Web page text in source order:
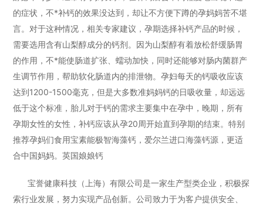
的症状，不*补钙的效果没达到，却让不方便下蹲的孕妈妈苦不堪
言。对于这种情况，相关专家建议，孕期选择补钙产品的时候，
需要选用含有山梨醇成分的钙剂。因为山梨醇有着放松舒缓肠胃
的作用，不*能使肠道扩张、蠕动加快，同时还能够对肠内菌群产
生调节作用，帮助软化肠道内的排泄物。孕妇每天的钙吸收应该
达到1200-1500毫克，但是大多数准妈妈钙的日吸收量，却远远
低于这个标准，胎儿对于钙的需求主要集中在孕中，晚期，所有
孕期女性的女性，补钙应该从孕20周开始直到孕期的结束。特别
推荐孕妈们食用宝素能极智海藻钙，爱尔兰进口海藻钙源，更适
合中国妈妈。英国娘娘钙
宝誉健康科技（上海）有限公司是一家生产型类企业，积极探
索行业发展，努力实现产品创新。公司致力于为客户提供安全、